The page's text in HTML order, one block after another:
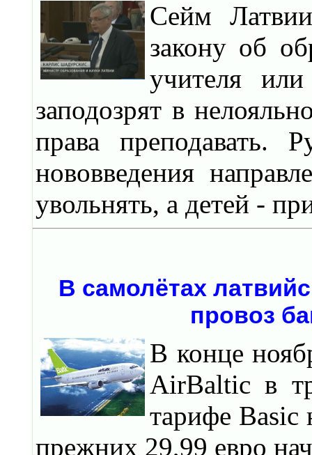
Сейм
закону об
учителя или
заподозрят в
права преподавать.
нововведения
увольнять, а детей -
В самолётах
провоз
В конце
АirBaltic в
тарифе Basic
прежних 29,99 евро